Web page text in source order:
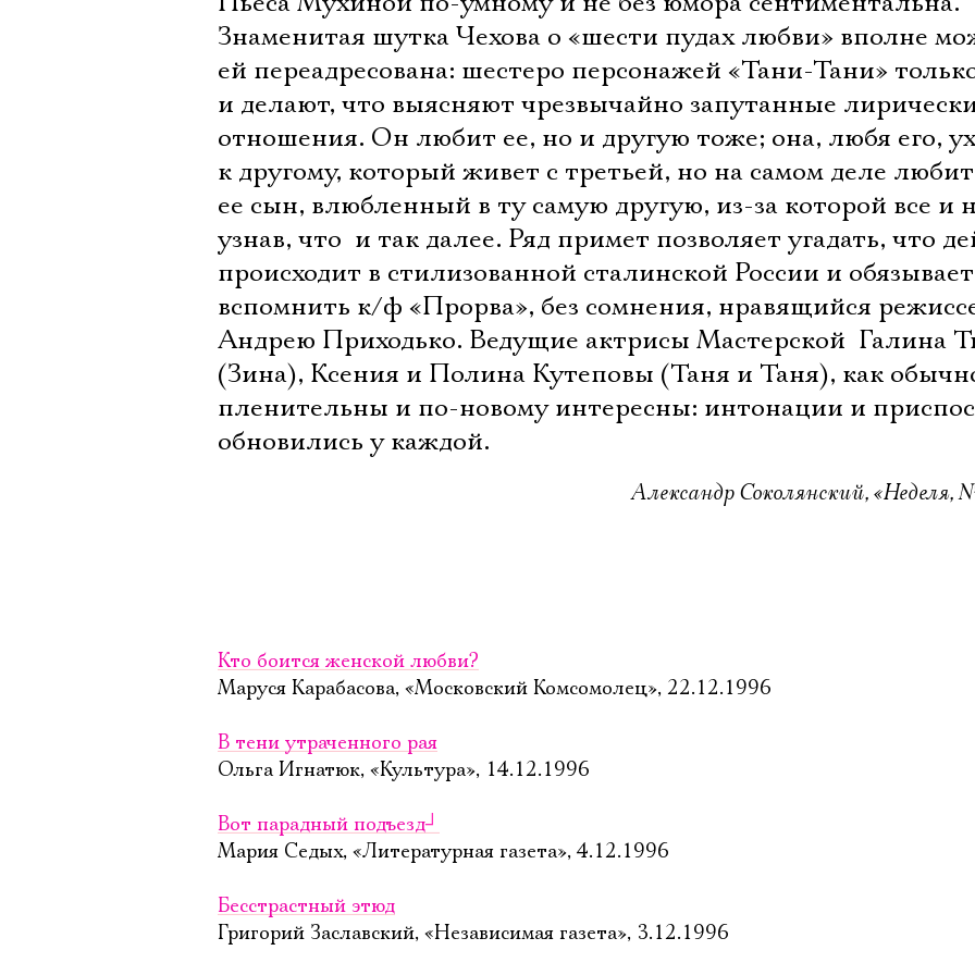
Знаменитая шутка Чехова о «шести пудах любви» вполне
ей переадресована: шестеро персонажей «Тани-Тани»
и делают, что выясняют чрезвычайно запутанные
отношения. Он любит ее, но и другую тоже; она, любя его,
к другому, который живет с третьей, но на самом деле
ее сын, влюбленный в ту самую другую, из-за которой все и
узнав, что  и так далее. Ряд примет позволяет угадать, что
происходит в стилизованной сталинской России и обязывает
вспомнить к/ф «Прорва», без сомнения, нравящийся
Андрею Приходько. Ведущие актрисы Мастерской  Галина
(Зина), Ксения и Полина Кутеповы (Таня и Таня), как
пленительны и по-новому интересны: интонации и
обновились у каждой.
Александр Соколянский, «Неделя,
Кто боится женской любви?
Маруся Карабасова, «Московский Комсомолец», 22.12.1996
В тени утраченного рая
Ольга Игнатюк, «Культура», 14.12.1996
Вот парадный подъезд┘
Мария Седых, «Литературная газета», 4.12.1996
Бесстрастный этюд
Григорий Заславский, «Независимая газета», 3.12.1996